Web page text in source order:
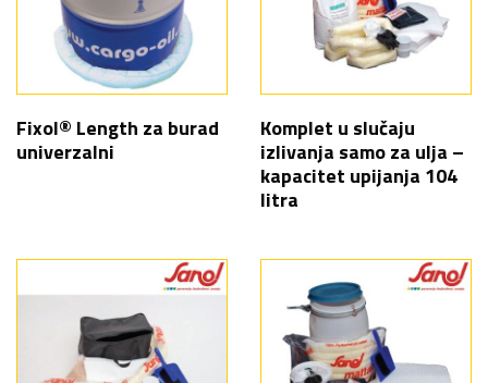
Fixol® Length za burad
univerzalni
Komplet u slučaju
izlivanja samo za ulja –
kapacitet upijanja 104
litra